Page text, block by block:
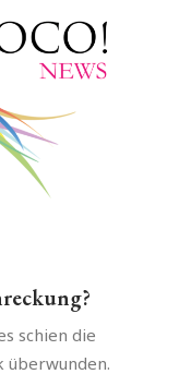
schien die
überwunden.